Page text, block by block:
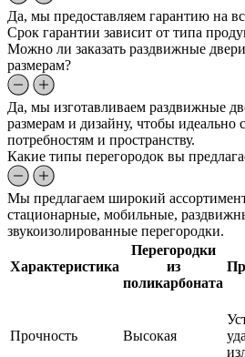
Да, мы предоставляем гарантию на
Срок гарантии зависит от типа
Можно ли заказать раздвижные
размерам?
Да, мы изготавливаем раздвижные
размерам и дизайну, чтобы идеально
потребностям и пространству.
Какие типы перегородок вы
Мы предлагаем широкий
стационарные, мобильные,
звукоизолированные перегородки.
Характеристика
Перегородки
из
поликарбоната
Прочность Высокая